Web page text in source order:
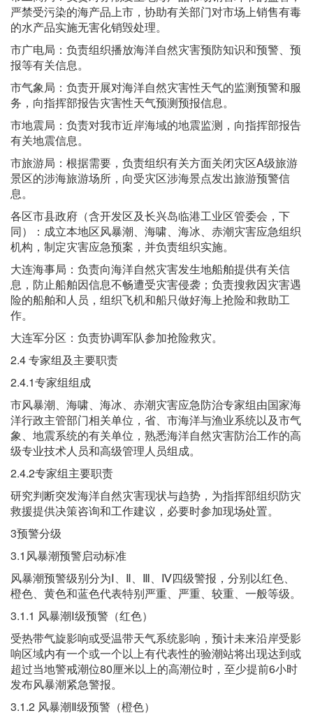
严禁受污染的海产品上市，协助有关部门对市场上销售有毒
的水产品实施无害化销毁处理。
市广电局：负责组织播放海洋自然灾害预防知识和预警、预
报等有关信息。
市气象局：负责开展对海洋自然灾害性天气的监测预警和服
务，向指挥部报告灾害性天气预测预报信息。
市地震局：负责对我市近岸海域的地震监测，向指挥部报告
有关地震信息。
市旅游局：根据需要，负责组织有关方面关闭灾区A级旅游
景区的涉海旅游场所，向受灾区涉海景点发出旅游预警信
息。
各区市县政府（含开发区及长兴岛临港工业区管委会，下
同）：成立本地区风暴潮、海啸、海冰、赤潮灾害应急组织
机构，制定灾害应急预案，并负责组织实施。
大连海事局：负责向海洋自然灾害发生地船舶提供有关信
息，防止船舶因信息不畅遭受灾害侵袭；负责搜救因灾害遇
险的船舶和人员，组织飞机和船只做好海上抢险和救助工
作。
大连军分区：负责协调军队参加抢险救灾。
2.4 专家组及主要职责
2.4.1专家组组成
市风暴潮、海啸、海冰、赤潮灾害应急防治专家组由国家海
洋行政主管部门相关单位，省、市海洋与渔业系统以及市气
象、地震系统的有关单位，熟悉海洋自然灾害防治工作的高
级专业技术人员和高级管理人员组成。
2.4.2专家组主要职责
研究判断突发海洋自然灾害现状与趋势，为指挥部组织防灾
救援提供决策咨询和工作建议，必要时参加现场处置。
3预警分级
3.1风暴潮预警启动标准
风暴潮预警级别分为Ⅰ、Ⅱ、Ⅲ、Ⅳ四级警报，分别以红色、
橙色、黄色和蓝色代表特别严重、严重、较重、一般等级。
3.1.1 风暴潮Ⅰ级预警（红色）
受热带气旋影响或受温带天气系统影响，预计未来沿岸受影
响区域内有一个或一个以上有代表性的验潮站将出现达到或
超过当地警戒潮位80厘米以上的高潮位时，至少提前6小时
发布风暴潮紧急警报。
3.1.2 风暴潮Ⅱ级预警（橙色）